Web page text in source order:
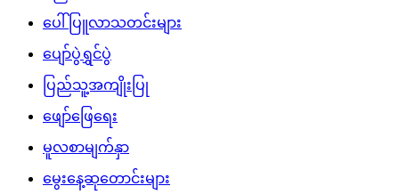
ပေါ်ပြူလာသတင်းများ
ပျော်ပွဲရွှင်ပွဲ
ပြည်သူ့အကျိုးပြု
ဖျော်ဖြေရေး
မူလစာမျက်နှာ
မွေးနေ့ဆုတောင်းများ